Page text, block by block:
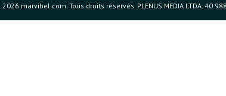
marvibel.com. Tous droits réservés. PLENUS MEDIA LTDA.